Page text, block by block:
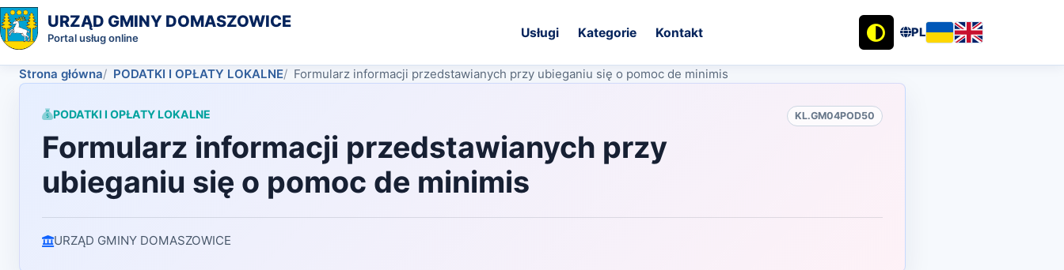
URZĄD GMINY DOMASZOWICE
Portal usług online Usługi Kategorie Kontakt PL
Strona główna PODATKI I OPŁATY LOKALNE Formularz informacji przedstawianych przy ubieganiu się o pomoc de minimis
PODATKI I OPŁATY LOKALNE KL.GM04POD50
Formularz informacji przedstawianych przy
ubieganiu się o pomoc de minimis
URZĄD GMINY DOMASZOWICE